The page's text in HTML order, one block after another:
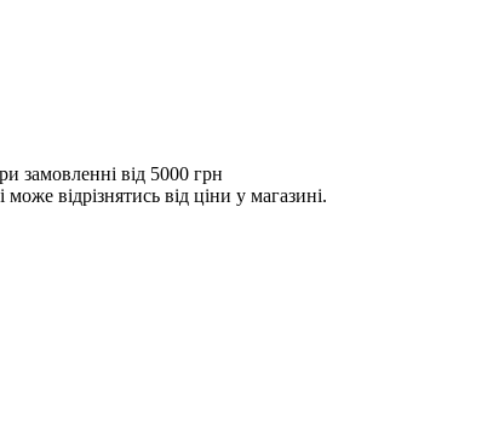
замовленні від 5000 грн
відрізнятись від ціни у магазині.